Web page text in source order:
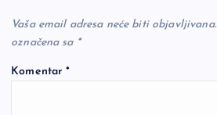
Vaša email adresa neće biti objavljivana.
označena sa *
Komentar*